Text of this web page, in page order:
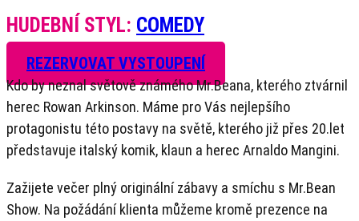
HUDEBNÍ STYL: COMEDY
REZERVOVAT VYSTOUPENÍ
Kdo by neznal světově známého Mr.Beana, kterého ztvárnil
herec Rowan Arkinson. Máme pro Vás nejlepšího
protagonistu této postavy na světě, kterého již přes 20.let
představuje italský komik, klaun a herec Arnaldo Mangini.
Zažijete večer plný originální zábavy a smíchu s Mr.Bean
Show. Na požádání klienta můžeme kromě prezence na